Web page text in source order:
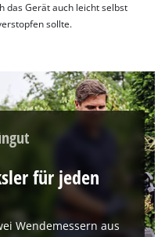
das Gerät auch leicht selbst
sollte.
für jeden
Wendemessern aus